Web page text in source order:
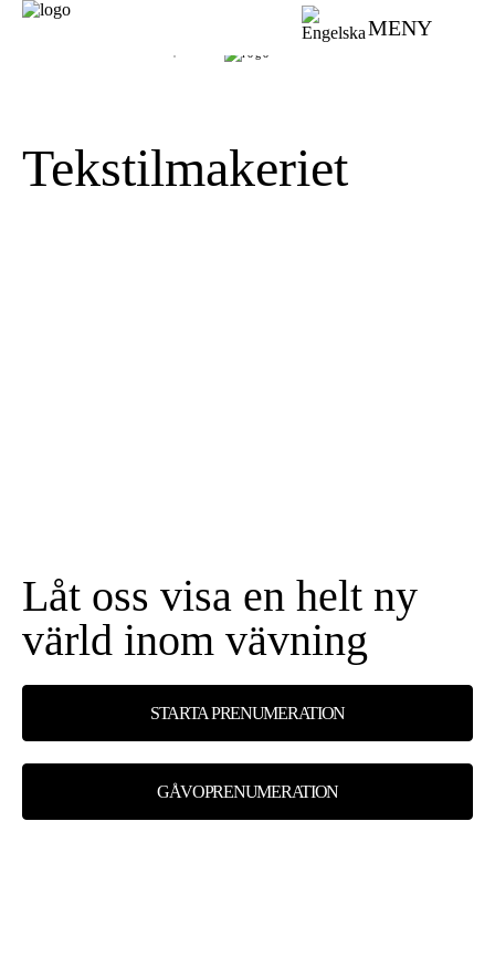
MENY
Tekstilmakeriet
Låt oss visa en helt ny
värld inom vävning
STARTA PRENUMERATION
GÅVOPRENUMERATION